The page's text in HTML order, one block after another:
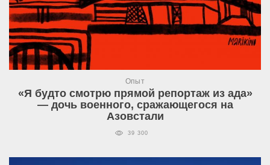
Опыт
«Я будто смотрю прямой репортаж из ада»
— дочь военного, сражающегося на
Азовстали
39 300